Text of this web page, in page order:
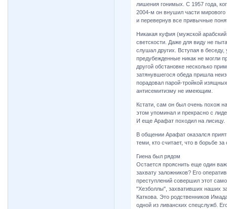
лишения гонимых. С 1957 года,
2004-м он внушил части мирового
и перевернув все привычные
Никакая куфия (мужской
светскости. Даже для виду не
слушал других. Вступая в беседу,
предубежденные никак не могли
другой обстановке несколько
затянувшегося обеда пришла
порадовал парой-тройкой
антисемитизму не имеющим.
Кстати, сам он был очень похож
этом упоминал и прекрасно с
И еще Арафат походил на лисицу.
В общении Арафат оказался
теми, кто считает, что в борьбе
Гиена был рядом
Остается прояснить еще один
захвату заложников? Его
преступлений совершил этот
"Хезболлы", захвативших наших
Каткова. Это родственников
одной из ливанских спецслужб.